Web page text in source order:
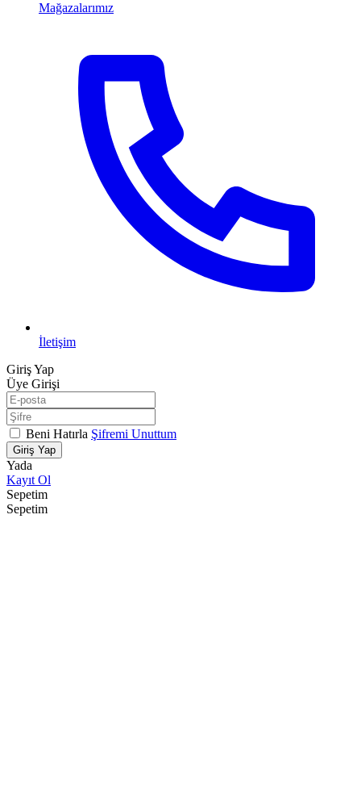
Mağazalarımız
İletişim
Giriş Yap
Üye Girişi
Beni Hatırla Şifremi Unuttum
Giriş Yap
Yada
Kayıt Ol
Sepetim
Sepetim